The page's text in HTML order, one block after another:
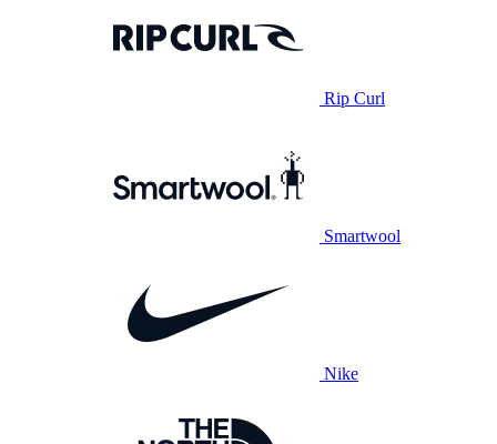
Rip Curl
Smartwool
Nike